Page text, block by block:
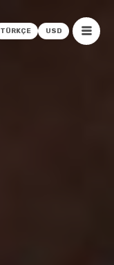
TÜRKÇE USD